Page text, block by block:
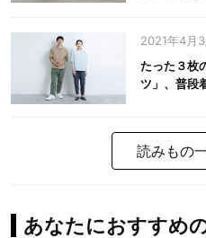
2021年4月
たった３枚
ツ」、普段
読みもの
あなたにおすすめ